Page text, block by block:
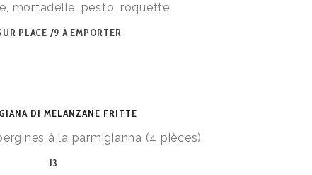
mortadelle, pesto, roquette
PLACE /9 À EMPORTER
DI MELANZANE FRITTE
à la parmigianna (4 pièces)
13